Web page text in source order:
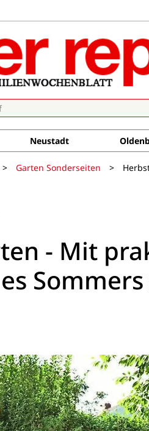
Neustadt
> Garten Sonderseiten >
- Mit